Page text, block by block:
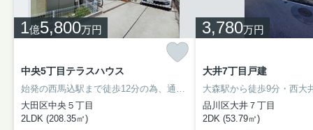
1億5,800万円
中央5丁目テラスハウス
始発の西馬込駅まで徒歩12分の為、通勤・通学等の利便性も良く、近隣には公園や緑も多く住環境良好なエリアになります。また、池上線『池上』駅も利用可能です。不動産の収益力の目安として用いられることの多い利回り。こちらの物件は表面利回りが3.59%です。
大田区中央５丁目
2LDK (208.35㎡)
3,780万円
大井7丁目戸建
品川区大井７丁目
2DK (53.79㎡)